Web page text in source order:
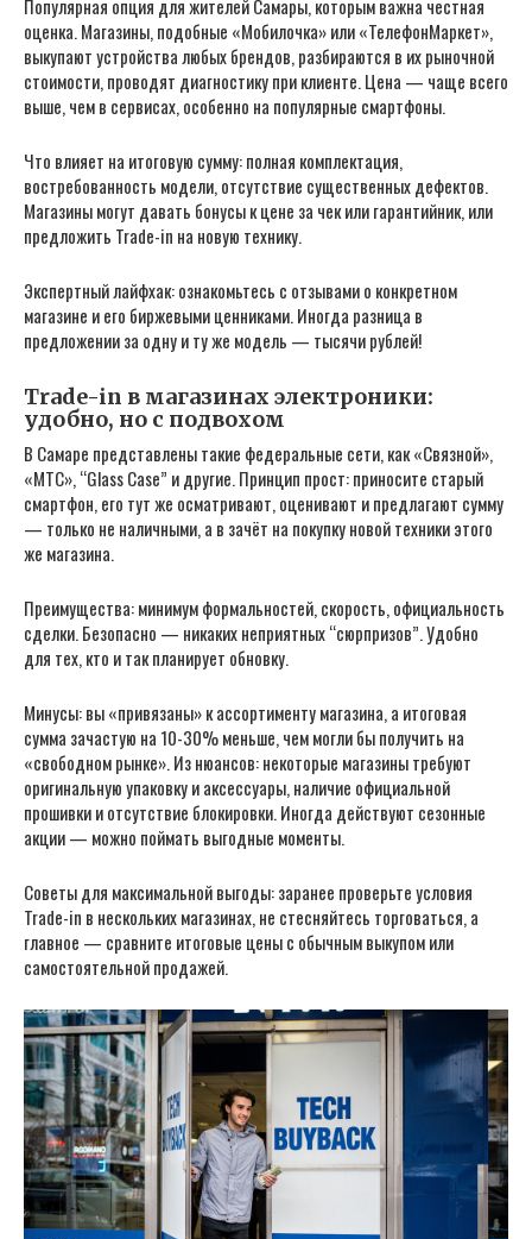
Популярная опция для жителей Самары, которым важна честная
оценка. Магазины, подобные «Мобилочка» или «ТелефонМаркет»,
выкупают устройства любых брендов, разбираются в их рыночной
стоимости, проводят диагностику при клиенте. Цена — чаще всего
выше, чем в сервисах, особенно на популярные смартфоны.
Что влияет на итоговую сумму: полная комплектация,
востребованность модели, отсутствие существенных дефектов.
Магазины могут давать бонусы к цене за чек или гарантийник, или
предложить Trade-in на новую технику.
Экспертный лайфхак: ознакомьтесь с отзывами о конкретном
магазине и его биржевыми ценниками. Иногда разница в
предложении за одну и ту же модель — тысячи рублей!
Trade-in в магазинах электроники:
удобно, но с подвохом
В Самаре представлены такие федеральные сети, как «Связной»,
«МТС», “Glass Case” и другие. Принцип прост: приносите старый
смартфон, его тут же осматривают, оценивают и предлагают сумму
— только не наличными, а в зачёт на покупку новой техники этого
же магазина.
Преимущества: минимум формальностей, скорость, официальность
сделки. Безопасно — никаких неприятных “сюрпризов”. Удобно
для тех, кто и так планирует обновку.
Минусы: вы «привязаны» к ассортименту магазина, а итоговая
сумма зачастую на 10-30% меньше, чем могли бы получить на
«свободном рынке». Из нюансов: некоторые магазины требуют
оригинальную упаковку и аксессуары, наличие официальной
прошивки и отсутствие блокировки. Иногда действуют сезонные
акции — можно поймать выгодные моменты.
Советы для максимальной выгоды: заранее проверьте условия
Trade-in в нескольких магазинах, не стесняйтесь торговаться, а
главное — сравните итоговые цены с обычным выкупом или
самостоятельной продажей.